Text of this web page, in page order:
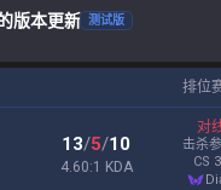
版本更新 测试版
排位
13/5/10
4.60:1 KDA
对
击杀
CS